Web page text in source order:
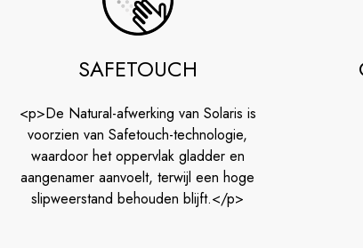
SAFETOUCH
<p>De Natural-afwerking van Solaris is
voorzien van Safetouch-technologie,
waardoor het oppervlak gladder en
aangenamer aanvoelt, terwijl een hoge
slipweerstand behouden blijft.</p>